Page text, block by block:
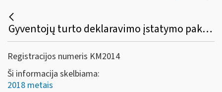
Gyventojų turto deklaravimo įstatymo pakeitimai nuo 2018 metų
Registracijos numeris KM2014
Ši informacija skelbiama:
2018 metais